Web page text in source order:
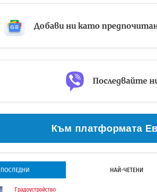
Добави ни като
Последвайте
Към платформата
ПОСЛЕДНИ НАЙ-ЧЕТЕНИ
Градоустройство
Градоустройство
Инфраструктура